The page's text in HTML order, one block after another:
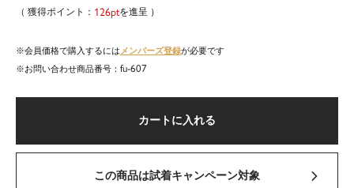
126 を進呈
会員価格で購入するには メンバーズ登録が必要です
商品番号
fu-607
カートに入れる
この商品は試着キャンペーン対象